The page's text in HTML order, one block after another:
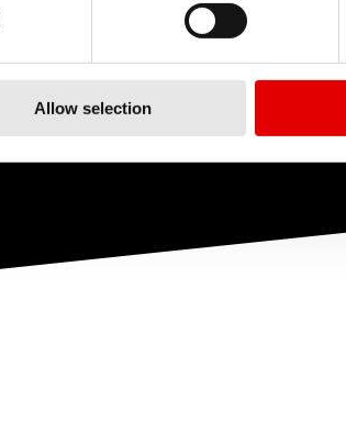
Allow selection
SYSTEM
TECHNOLOGIA
PRO LOCK
TECHNOLOGIA